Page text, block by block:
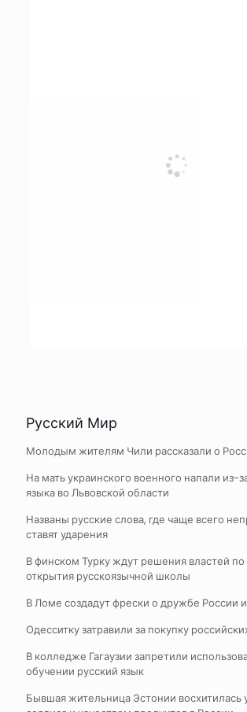
Русский Мир
Молодым жителям Чили рассказали о
На мать украинского военного напали из-
языка во Львовской области
Названы русские слова, где чаще всего
ставят ударения
В финском Турку ждут решения властей
открытия русскоязычной школы
В Ломе создадут фрески о дружбе России
Одесситку затравили за покупку
В колледже Гагаузии запретили
обучении русский язык
Бывшая жительница Эстонии восхитилась